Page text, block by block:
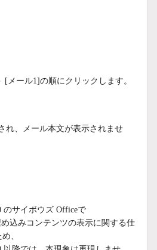
[メール1]の順にクリックします。
れ、メール本文が表示されませ
のサイボウズ Officeで
込みコンテンツの表示に関する仕
、